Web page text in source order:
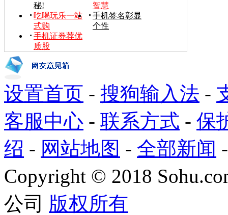
秘!
智慧
吃喝玩乐一站
式购
手机签名彰显
个性
手机证券荐优
质股
设置首页 - 搜狗输入法 -
客服中心 - 联系方式 - 保
绍 - 网站地图 - 全部新闻
Copyright © 2018
公司 版权所有